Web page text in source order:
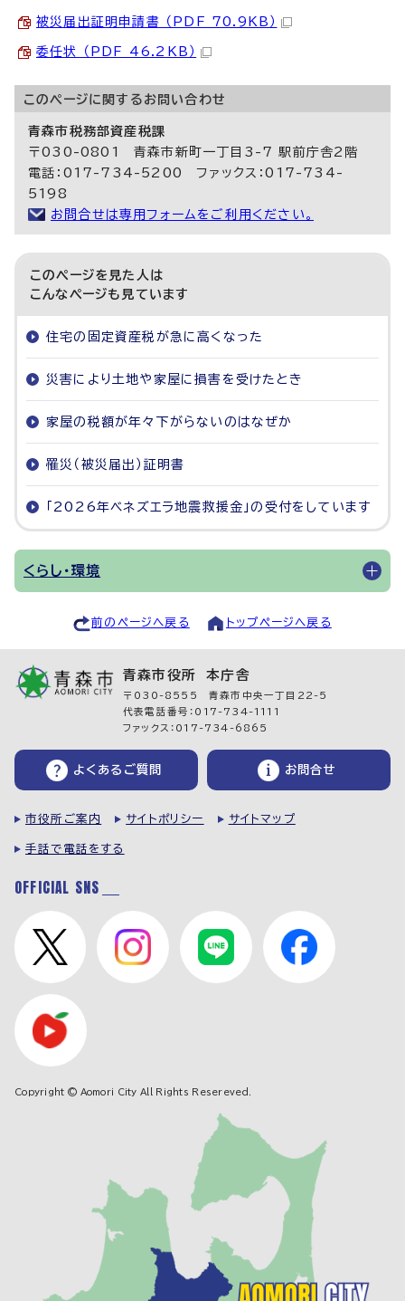
被災届出証明申請書 （PDF 70.9KB）
委任状 （PDF 46.2KB）
このページに関する お問い合わせ
青森市税務部資産税課
〒030-0801 青森市新町一丁目3-7 駅前庁舎2階
電話：017-734-5200 ファックス：017-734-
5198
お問合せは専用フォームをご利用ください。
このページを見た人は
こんなページも見ています
住宅の固定資産税が急に高くなった
災害により土地や家屋に損害を受けたとき
家屋の税額が年々下がらないのはなぜか
罹災（被災届出）証明書
「2026年ベネズエラ地震救援金」の受付をしています
くらし・環境
前のページへ戻る トップページへ戻る
青森市役所 本庁舎
〒030-8555 青森市中央一丁目22-5
代表電話番号：017-734-1111
ファックス：017-734-6865
よくあるご質問 お問合せ
市役所ご案内 サイトポリシー サイトマップ
手話で電話をする
OFFICIAL SNS
Copyright © Aomori City All Rights Resereved.